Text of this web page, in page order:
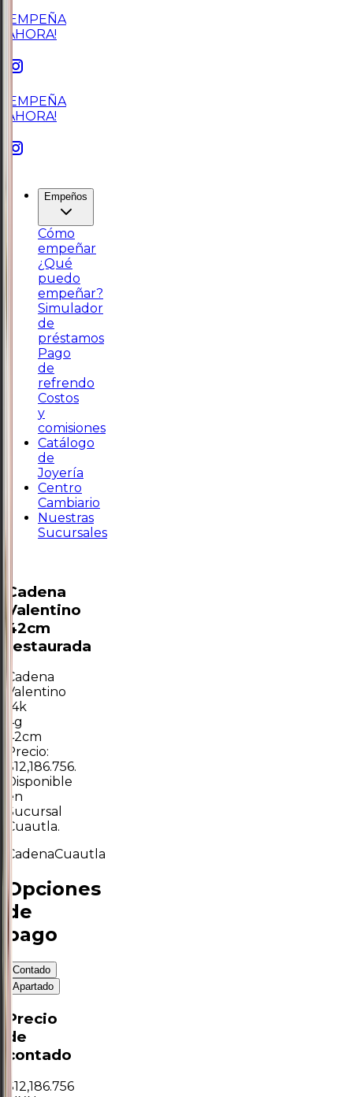
¡EMPEÑA
AHORA!
¡EMPEÑA
AHORA!
Empeños
Cómo
empeñar
¿Qué
puedo
empeñar?
Simulador
de
préstamos
Pago
de
refrendo
Costos
y
comisiones
Catálogo
de
Joyería
Centro
Cambiario
Nuestras
Sucursales
Cadena
Valentino
42cm
restaurada
Cadena
Valentino
14k
4g
42cm
Precio:
$12,186.756.
Disponible
en
Sucursal
Cuautla.
CadenaCuautla
Opciones
de
pago
Contado
Apartado
Precio
de
contado
$12,186.756